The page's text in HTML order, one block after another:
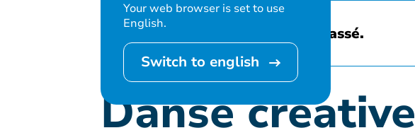
Your web browser is set to use
English.
Switch to english
Cet événement est passé.
Danse créative